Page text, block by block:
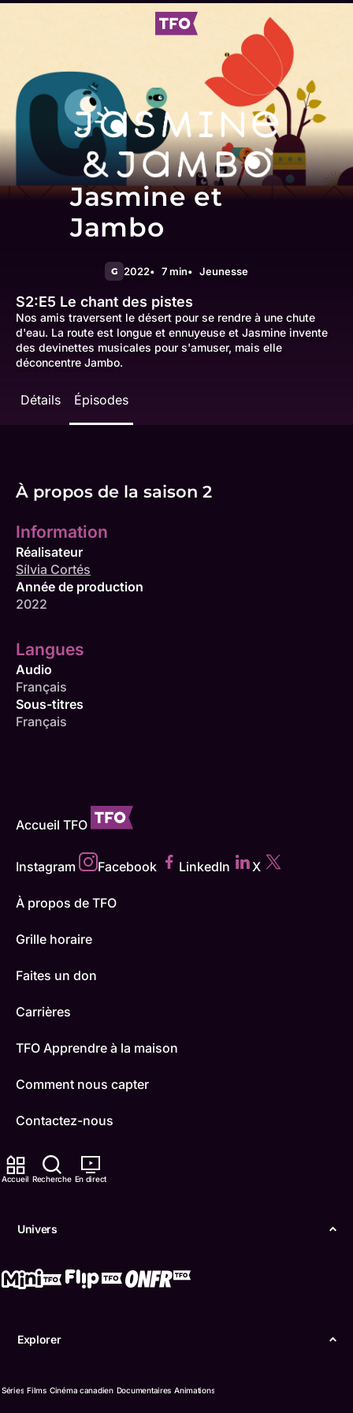
Accueil Recherche En direct
Univers
Explorer
Séries Films Cinéma canadien Documentaires Animations
Jasmine et
Jambo
G 2022 7 min Jeunesse
S2:E5 Le chant des pistes
Nos amis traversent le désert pour se rendre à une chute
d'eau. La route est longue et ennuyeuse et Jasmine invente
des devinettes musicales pour s'amuser, mais elle
déconcentre Jambo.
Détails Épisodes
À propos de la saison 2
Information
Réalisateur
Sílvia Cortés
Année de production
2022
Langues
Audio
Français
Sous-titres
Français
Accueil TFO
Instagram Facebook LinkedIn X
À propos de TFO
Grille horaire
Faites un don
Carrières
TFO Apprendre à la maison
Comment nous capter
Contactez-nous
ONFR
Boukili
Conditions d'utilisation
Confidentialité
langue française de l’Ontario (TFO) - 2026